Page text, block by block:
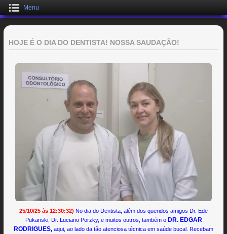
Menu
HOJE É O DIA DO DENTISTA! NOSSA SAUDAÇÃO!
25/10/25 às 12:30:32) No dia do Dentista, além dos queridos amigos Dr. Ede
Pukanski, Dr. Luciano Porzky, e muitos outros, também oDR. EDGAR
RODRIGUES, aqui, ao lado da tão atenciosa técnica em saúde bucal. Recebam